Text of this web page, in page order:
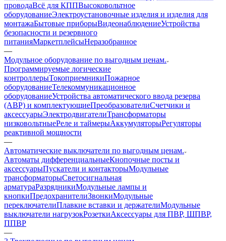
проводаВсё для КППВысоковольтное
оборудованиеЭлектроустановочные изделия и изделия для
монтажаБытовые приборыВидеонаблюдениеУстройства
безопасности и резервного
питанияМаркетплейсыНеразобранное
—
Модульное оборудование по выгодным ценам.
Программируемые логические
контроллерыТокоприемникиПожарное
оборудованиеТелекоммуникационное
оборудованиеУстройства автоматического ввода резерва
(АВР) и комплектующиеПреобразователиСчетчики и
аксессуарыЭлектродвигателиТрансформаторы
низковольтныеРеле и таймерыАккумуляторыРегуляторы
реактивной мощности
—
Автоматические выключатели по выгодным ценам.
Автоматы дифференциальныеКнопочные посты и
аксессуарыПускатели и контакторыМодульные
трансформаторыСветосигнальная
арматураРазрядникиМодульные лампы и
кнопкиПредохранителиЗвонкиМодульные
переключателиПлавкие вставки и держателиМодульные
выключатели нагрузокРозеткиАксессуары для ПВР, ШПВР,
ППВР
—